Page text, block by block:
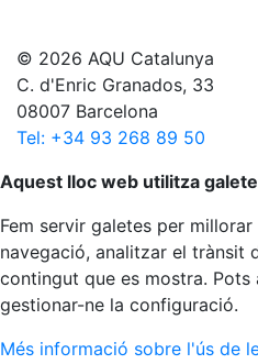
© 2026 AQU Catalunya
C. d'Enric Granados, 33
08007 Barcelona
Tel: +34 93 268 89 50
Anar al principi
Aquest lloc web utilitza
Fem servir galetes per
navegació, analitzar el trànsit
contingut que es mostra.
gestionar-ne la configuració.
Més informació sobre l'ús de